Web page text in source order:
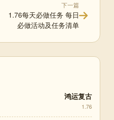
下一篇
1.76每天必做任务 每日
必做活动及任务清单
鸿运复古
1.76